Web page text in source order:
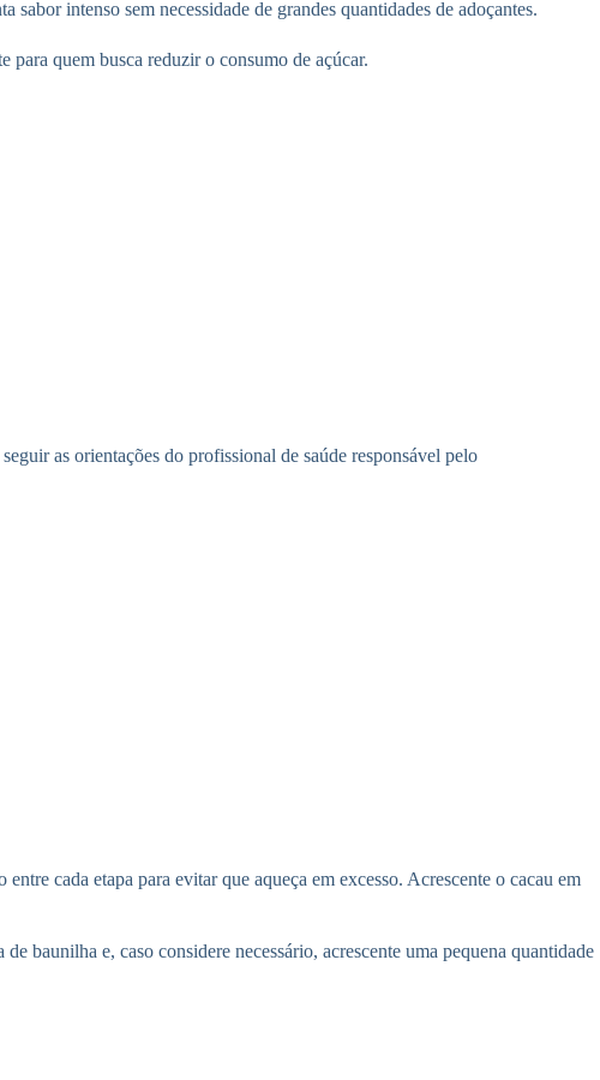
sabor intenso sem necessidade de grandes quantidades de adoçantes.
para quem busca reduzir o consumo de açúcar.
as orientações do profissional de saúde responsável pelo
cada etapa para evitar que aqueça em excesso. Acrescente o cacau em
baunilha e, caso considere necessário, acrescente uma pequena quantidade